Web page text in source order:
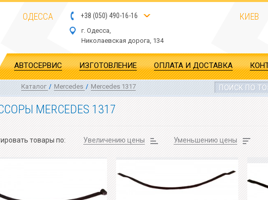
ОДЕССА +38 (050) 490-16-16
г. Одесса,
Николаевская дорога, 134
КИЕВ
АВТОСЕРВИС ИЗГОТОВЛЕНИЕ ОПЛАТА И ДОСТАВКА
Каталог / Mercedes / Mercedes 1317
MERCEDES 1317
товары по: Увеличению цены Уменьшению цены